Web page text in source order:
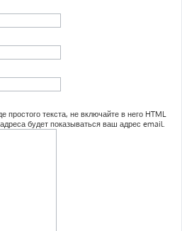
простого текста, не включайте в него HTML
будет показываться ваш адрес email.